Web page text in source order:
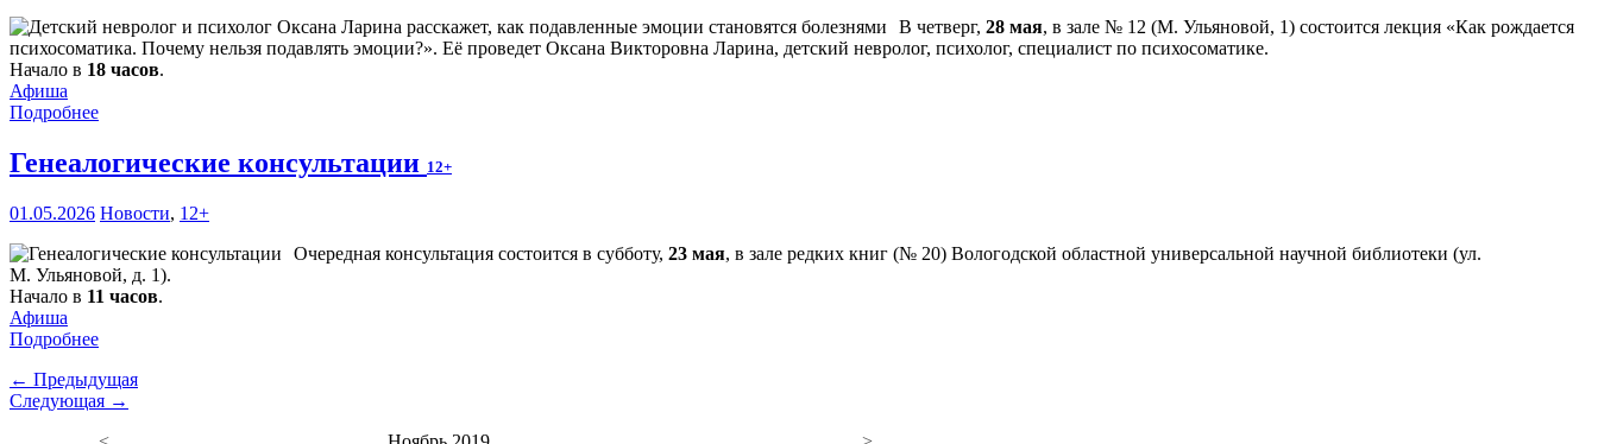
В четверг, 28 мая, в зале № 12 (М. Ульяновой, 1) состоится лекция «Как рождается
психосоматика. Почему нельзя подавлять эмоции?». Её проведет Оксана Викторовна Ларина, детский невролог, психолог, специалист по психосоматике.
Начало в 18 часов.
Афиша
Подробнее
Генеалогические консультации 12+
01.05.2026 Новости, 12+
Очередная консультация состоится в субботу, 23 мая, в зале редких книг (№ 20) Вологодской областной универсальной научной библиотеки (ул.
М. Ульяновой, д. 1).
Начало в 11 часов.
Афиша
Подробнее
← Предыдущая
Следующая →